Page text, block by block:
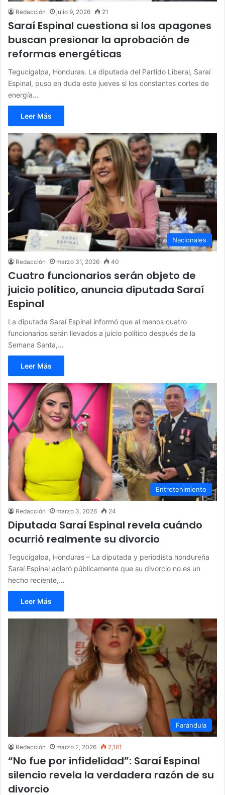
Redacción julio 9, 2026 21
Saraí Espinal cuestiona si los apagones
buscan presionar la aprobación de
reformas energéticas
Tegucigalpa, Honduras. La diputada del Partido Liberal, Saraí
Espinal, puso en duda este jueves si los constantes cortes de
energía…
Leer Más
Nacionales
Redacción marzo 31, 2026 40
Cuatro funcionarios serán objeto de
juicio político, anuncia diputada Saraí
Espinal
La diputada Saraí Espinal informó que al menos cuatro
funcionarios serán llevados a juicio político después de la
Semana Santa,…
Leer Más
Entretenimiento
Redacción marzo 3, 2026 24
Diputada Saraí Espinal revela cuándo
ocurrió realmente su divorcio
Tegucigalpa, Honduras – La diputada y periodista hondureña
Saraí Espinal aclaró públicamente que su divorcio no es un
hecho reciente,…
Leer Más
Farándula
Redacción marzo 2, 2026 2,161
“No fue por infidelidad”: Saraí Espinal
silencio revela la verdadera razón de su
divorcio